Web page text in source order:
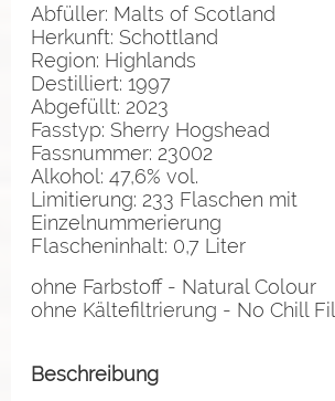
Abfüller: Malts of Scotland
Herkunft: Schottland
Region: Highlands
Destilliert: 1997
Abgefüllt: 2023
Fasstyp: Sherry Hogshead
Fassnummer: 23002
Alkohol: 47,6% vol.
Limitierung: 233 Flaschen mit
Einzelnummerierung
Flascheninhalt: 0,7 Liter
ohne Farbstoff - Natural Colour
ohne Kältefiltrierung - No Chill
Beschreibung